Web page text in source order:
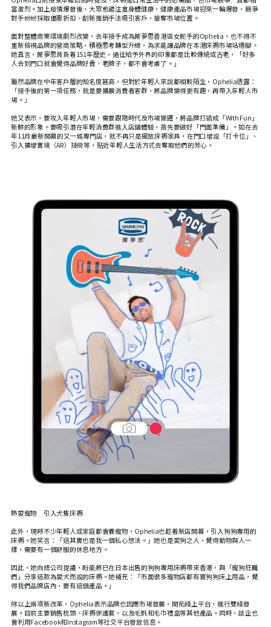
當激烈。加上疫情爆發後，大眾愈趨注重身體健康，健康產品市場迎來一輪爆發，競爭
對手紛紛採取優惠折扣、創新推銷手法吸引客戶，搶奪市場位置。
面對整體商業環境劇烈改變，去年接手成為蓆夢思香港區女舵手的Ophelia，也不得不
重新檢視品牌的營商策略，積極思考轉型升級，為求能讓品牌在本港床褥市場站穩腳。
她直言，蓆夢思背負着151年歷史，過往給予外界的印象都是比較傳統或古老，「好多
人去到門口就會覺得品牌好貴、老牌子，都不會考慮了。」
雖然品牌在中年客戶層的知名度甚高，但對於年輕人來說都相較陌生，Ophelia透露：
「接手後的第一項任務，就是要擴展消費者客群，將品牌變得更有趣，再帶入年輕人市
場。」
她又表示，要攻入年輕人市場，需要跟隨時代及市場變遷，將品牌打造成「With Fun」
新鮮的形象。要吸引潛在年輕消費群進入店舖體驗，首先要做好「門面準備」。如在去
年11月最新開幕的又一城專門店，就不再只是擺放床褥家具，在門口增設「打卡位」、
引入擴增實境（AR）技術等，貼近年輕人生活方式去奪取他們的芳心。
熱愛寵物 引入犬隻床褥
此外，現時不少年輕人或家庭都會養寵物，Ophelia也趁着新店開幕，引入狗狗專用的
床褥。她笑言：「這其實也是我一個私心想法。」她也是愛狗之人，覺得動物與人一
樣，需要有一個舒服的休息地方。
因此，她向總公司提議，盼能將已在日本出售的狗狗專用床褥帶來香港，與「寵狗狂魔
們」分享這款為愛犬而設的床褥。她補充：「市面很多寵物店都有賣狗狗床上用品，覺
得我們品牌店內，要有這個產品。」
除以上兩項新改革，Ophelia表示品牌也因應市場發展，開拓綫上平台，進行雙綫發
展。目前主要銷售枕頭、床褥保護套，以及毛氈和毛巾禮盒等其他產品。同時，該企也
會利用Facebook和Instagram等社交平台發放信息。